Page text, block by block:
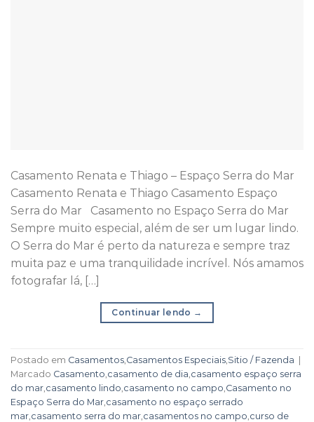
Casamento Renata e Thiago – Espaço Serra do Mar
Casamento Renata e Thiago Casamento Espaço
Serra do Mar Casamento no Espaço Serra do Mar
Sempre muito especial, além de ser um lugar lindo.
O Serra do Mar é perto da natureza e sempre traz
muita paz e uma tranquilidade incrível. Nós amamos
fotografar lá, […]
Continuar lendo →
Postado em Casamentos Casamentos Especiais Sitio / Fazenda
Marcado Casamento casamento de dia casamento espaço serra
do mar casamento lindo casamento no campo Casamento no
Espaço Serra do Mar casamento no espaço serrado
mar casamento serra do mar casamentos no campo curso de